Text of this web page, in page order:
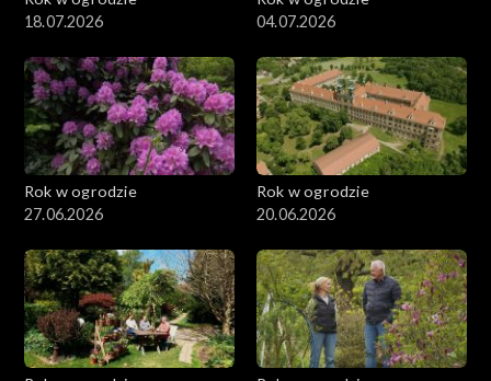
18.07.2026
04.07.2026
Rok w ogrodzie
27.06.2026
Rok w ogrodzie
20.06.2026